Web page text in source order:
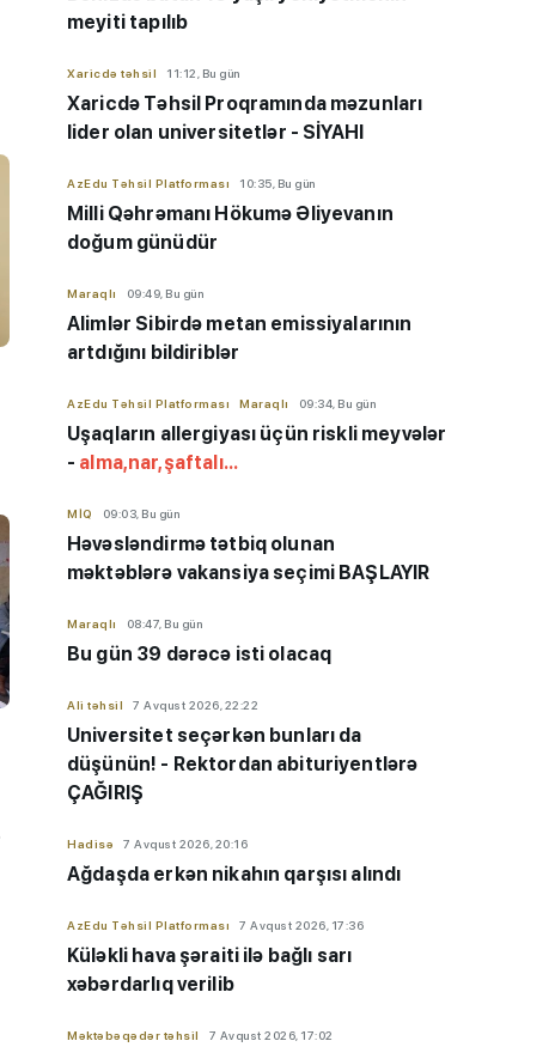
meyiti tapılıb
Xaricdə təhsil 11:12, Bu gün
Xaricdə Təhsil Proqramında məzunları
lider olan universitetlər - SİYAHI
AzEdu Təhsil Platforması 10:35, Bu gün
Milli Qəhrəmanı Hökumə Əliyevanın
doğum günüdür
Maraqlı 09:49, Bu gün
Alimlər Sibirdə metan emissiyalarının
artdığını bildiriblər
AzEdu Təhsil Platforması Maraqlı 09:34, Bu gün
Uşaqların allergiyası üçün riskli meyvələr
- alma,nar,şaftalı...
MİQ 09:03, Bu gün
Həvəsləndirmə tətbiq olunan
məktəblərə vakansiya seçimi BAŞLAYIR
Maraqlı 08:47, Bu gün
Bu gün 39 dərəcə isti olacaq
Ali təhsil 7 Avqust 2026, 22:22
Universitet seçərkən bunları da
düşünün! - Rektordan abituriyentlərə
ÇAĞIRIŞ
Hadisə 7 Avqust 2026, 20:16
Ağdaşda erkən nikahın qarşısı alındı
AzEdu Təhsil Platforması 7 Avqust 2026, 17:36
Küləkli hava şəraiti ilə bağlı sarı
xəbərdarlıq verilib
Məktəbəqədər təhsil 7 Avqust 2026, 17:02